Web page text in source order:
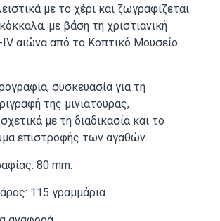
με το χέρι και ζωγραφίζεται
με βάση τη χριστιανική
IV αιώνα από το Κοπτικό Μουσείο
συσκευασία για τη
της μινιατούρας,
με τη διαδικασία και το
επιστροφής των αγαθών.
80 mm.
115 γραμμάρια.